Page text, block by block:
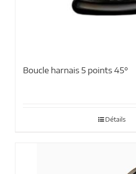
Boucle harnais 5 points 45°
Détails